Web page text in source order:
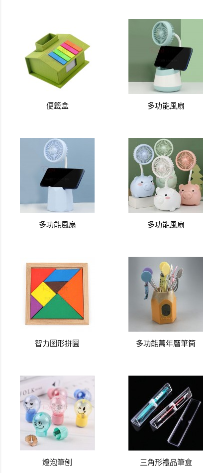
便籤盒 多功能風扇
多功能風扇 多功能風扇
智力圖形拼圖 多功能萬年曆筆筒
燈泡筆刨 三角形禮品筆盒